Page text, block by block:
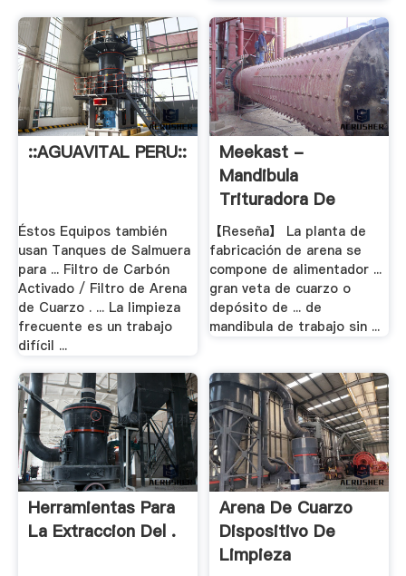
::AGUAVITAL PERU::
Éstos Equipos también
usan Tanques de Salmuera
para ... Filtro de Carbón
Activado / Filtro de Arena
de Cuarzo . ... La limpieza
frecuente es un trabajo
difícil ...
Meekast -
Mandibula
Trituradora De
Piedra Planta .
【Reseña】 La planta de
fabricación de arena se
compone de alimentador ...
gran veta de cuarzo o
depósito de ... de
mandibula de trabajo sin ...
Herramientas Para
La Extraccion Del .
Arena De Cuarzo
Dispositivo De
Limpieza